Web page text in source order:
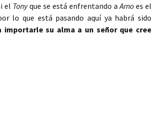
el Tonyque se está enfrentando aArnoes el
lo que está pasando aquí ya habrá sido
importarle su alma a un señor que cree